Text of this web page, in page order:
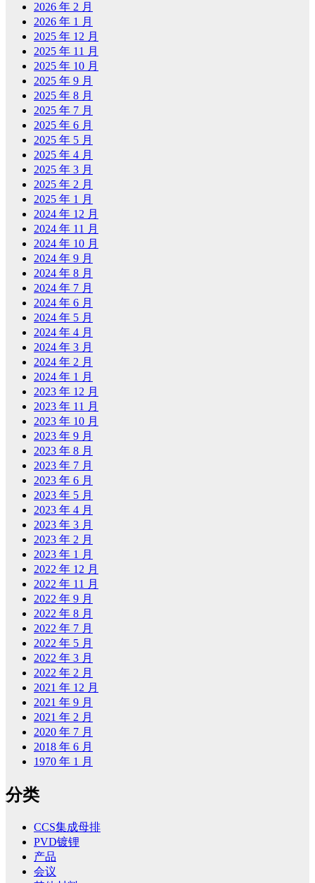
2026 年 2 月
2026 年 1 月
2025 年 12 月
2025 年 11 月
2025 年 10 月
2025 年 9 月
2025 年 8 月
2025 年 7 月
2025 年 6 月
2025 年 5 月
2025 年 4 月
2025 年 3 月
2025 年 2 月
2025 年 1 月
2024 年 12 月
2024 年 11 月
2024 年 10 月
2024 年 9 月
2024 年 8 月
2024 年 7 月
2024 年 6 月
2024 年 5 月
2024 年 4 月
2024 年 3 月
2024 年 2 月
2024 年 1 月
2023 年 12 月
2023 年 11 月
2023 年 10 月
2023 年 9 月
2023 年 8 月
2023 年 7 月
2023 年 6 月
2023 年 5 月
2023 年 4 月
2023 年 3 月
2023 年 2 月
2023 年 1 月
2022 年 12 月
2022 年 11 月
2022 年 9 月
2022 年 8 月
2022 年 7 月
2022 年 5 月
2022 年 3 月
2022 年 2 月
2021 年 12 月
2021 年 9 月
2021 年 2 月
2020 年 7 月
2018 年 6 月
1970 年 1 月
分类
CCS集成母排
PVD镀锂
产品
会议